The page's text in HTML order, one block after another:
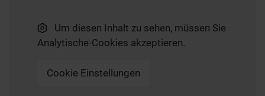
SENDUNGEN A-ZUm diesen Inhalt zu sehen, müssen Sie
Analytische-Cookies akzeptieren.
Cookie Einstellungen